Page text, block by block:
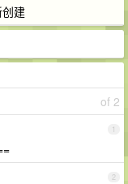
建
of 2
1
2